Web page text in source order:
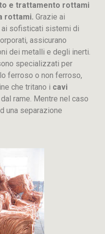
e trattamento rottami
rottami. Grazie ai
ai sofisticati sistemi di
assicurano
dei metalli e degli inerti.
specializzati per
ferroso o non ferroso,
che tritano i cavi
rame. Mentre nel caso
una separazione